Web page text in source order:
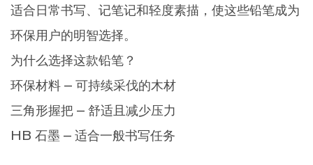
适合日常书写、记笔记和轻度素描，使这些铅笔成为
环保用户的明智选择。
为什么选择这款铅笔？
环保材料 – 可持续采伐的木材
三角形握把 – 舒适且减少压力
HB 石墨 – 适合一般书写任务